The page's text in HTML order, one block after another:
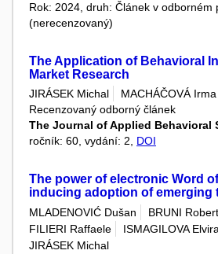
Rok: 2024, druh: Článek v odborném
(nerecenzovaný)
The Application of Behavioral
Market Research
JIRÁSEK Michal MACHÁČOVÁ Irma
Recenzovaný odborný článek
The Journal of Applied Behavioral
ročník: 60, vydání: 2, DOI
The power of electronic Word
inducing adoption of emerging
MLADENOVIĆ Dušan
BRUNI
FILIERI Raffaele
ISMAGILOVA Elvira
JIRÁSEK Michal